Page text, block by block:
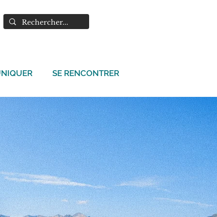
SE RENCONTRER